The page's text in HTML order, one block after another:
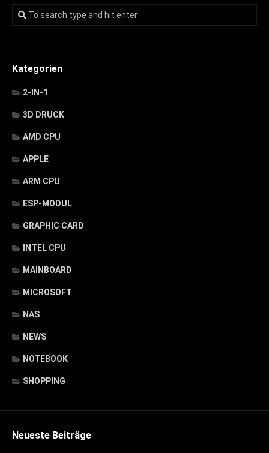
Kategorien
2-IN-1
3D DRUCK
AMD CPU
APPLE
ARM CPU
ESP-MODUL
GRAPHIC CARD
INTEL CPU
MAINBOARD
MICROSOFT
NAS
NEWS
NOTEBOOK
SHOPPING
Neueste Beiträge